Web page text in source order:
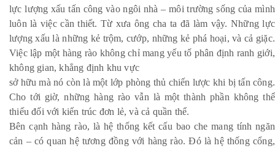
lực lượng xấu tấn công vào ngôi nhà – môi trường sống của mình
luôn là việc cần thiết. Từ xưa ông cha ta đã làm vậy. Những lực
lượng xấu là những kẻ trộm, cướp, những kẻ phá hoại, và cả giặc.
Việc lập một hàng rào không chỉ mang yếu tố phân định ranh giới,
không gian, khẳng định khu vực
sở hữu mà nó còn là một lớp phòng thủ chiến lược khi bị tấn công.
Cho tới giờ, những hàng rào vẫn là một thành phần không thể
thiếu đối với kiến trúc đơn lẻ, và cả quần thể.
Bên cạnh hàng rào, là hệ thống kết cấu bao che mang tính ngăn
cản – có quan hệ tương đồng với hàng rào. Đó là hệ thống cổng,